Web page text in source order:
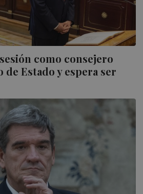
como consejero
de Estado y espera ser